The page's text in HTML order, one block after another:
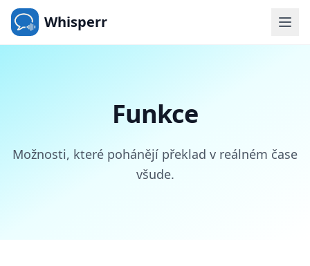
Whisperr
Funkce
Možnosti, které pohánějí překlad v reálném čase
všude.